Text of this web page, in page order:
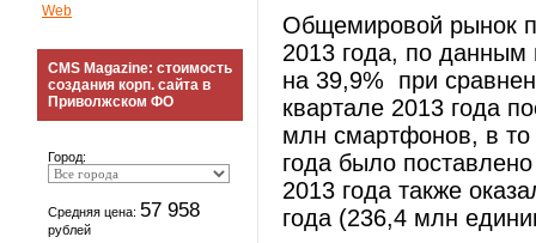
Web
CMS Magazine: стоимость
создания корп. сайта в
Приволжском ФО
Город:
Средняя цена: 57 958
рублей
Общемировой рынок
2013 года, по данным
на 39,9% при
квартале 2013 года
млн смартфонов, в то
года было
2013 года также
года (236,4 млн